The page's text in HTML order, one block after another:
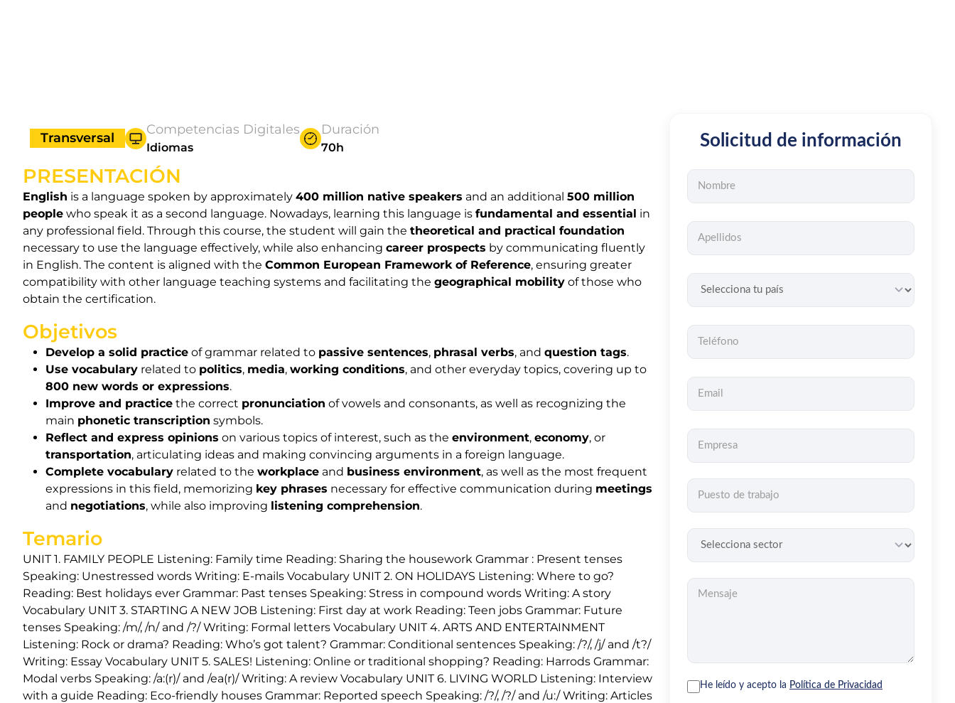
Transversal
Competencias Digitales
Idiomas
Duración
70h
PRESENTACIÓN
English is a language spoken by approximately 400 million native speakers and an additional 500 million
people who speak it as a second language. Nowadays, learning this language is fundamental and essential in
any professional field. Through this course, the student will gain the theoretical and practical foundation
necessary to use the language effectively, while also enhancing career prospects by communicating fluently
in English. The content is aligned with the Common European Framework of Reference, ensuring greater
compatibility with other language teaching systems and facilitating the geographical mobility of those who
obtain the certification.
Objetivos
Develop a solid practice of grammar related to passive sentences, phrasal verbs, and question tags.
Use vocabulary related to politics, media, working conditions, and other everyday topics, covering up to
800 new words or expressions.
Improve and practice the correct pronunciation of vowels and consonants, as well as recognizing the
main phonetic transcription symbols.
Reflect and express opinions on various topics of interest, such as the environment, economy, or
transportation, articulating ideas and making convincing arguments in a foreign language.
Complete vocabulary related to the workplace and business environment, as well as the most frequent
expressions in this field, memorizing key phrases necessary for effective communication during meetings
and negotiations, while also improving listening comprehension.
Temario
UNIT 1. FAMILY PEOPLE Listening: Family time Reading: Sharing the housework Grammar : Present tenses
Speaking: Unestressed words Writing: E-mails Vocabulary UNIT 2. ON HOLIDAYS Listening: Where to go?
Reading: Best holidays ever Grammar: Past tenses Speaking: Stress in compound words Writing: A story
Vocabulary UNIT 3. STARTING A NEW JOB Listening: First day at work Reading: Teen jobs Grammar: Future
tenses Speaking: /m/, /n/ and /?/ Writing: Formal letters Vocabulary UNIT 4. ARTS AND ENTERTAINMENT
Listening: Rock or drama? Reading: Who’s got talent? Grammar: Conditional sentences Speaking: /?/, /j/ and /t?/
Writing: Essay Vocabulary UNIT 5. SALES! Listening: Online or traditional shopping? Reading: Harrods Grammar:
Modal verbs Speaking: /a:(r)/ and /ea(r)/ Writing: A review Vocabulary UNIT 6. LIVING WORLD Listening: Interview
with a guide Reading: Eco-friendly houses Grammar: Reported speech Speaking: /?/, /?/ and /u:/ Writing: Articles
Solicitud de información
He leído y acepto la Política de Privacidad